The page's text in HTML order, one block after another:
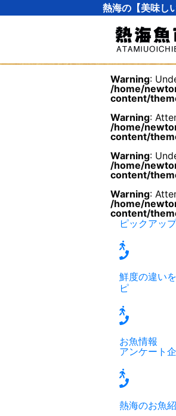
熱海の【美味し
Warning:
/home/
content/
Warning:
/home/
content/
Warning:
/home/
content/
Warning:
/home/
content/
ピックアッ
鮮度の違い
ピ
お魚情報
アンケート
熱海のお魚